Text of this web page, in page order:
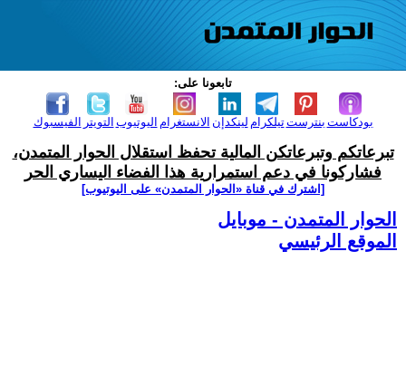
تابعونا على:
الفيسبوك التويتر اليوتيوب الانستغرام لينكدإن تيلكرامبنترست بودكاست
تبرعاتكم وتبرعاتكن المالية تحفظ استقلال الحوار المتمدن،
فشاركونا في دعم استمرارية هذا الفضاء اليساري الحر
[اشترك في قناة ‫«الحوار المتمدن» على اليوتيوب]
الحوار المتمدن - موبايل
الموقع الرئيسي